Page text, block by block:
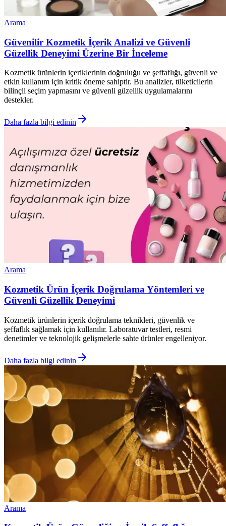
Arama
Güvenilir Kozmetik İçerik Analizi ve Güvenli
Güzellik Deneyimi Üzerine Bir İnceleme
Kozmetik ürünlerin içeriklerinin doğruluğu ve şeffaflığı, güvenli ve
etkin kullanım için kritik öneme sahiptir. Bu analizler, tüketicilerin
bilinçli seçim yapmasını ve güvenli güzellik uygulamalarını
destekler.
Daha fazla bilgi edinin
Arama
Kozmetik Ürün İçerik Doğrulama Yöntemleri ve
Güvenli Güzellik Deneyimi
Kozmetik ürünlerin içerik doğrulama teknikleri, güvenlik ve
şeffaflık sağlamak için kullanılır. Laboratuvar testleri, resmi
denetimler ve teknolojik gelişmelerle sahte ürünler engelleniyor.
Daha fazla bilgi edinin
Arama